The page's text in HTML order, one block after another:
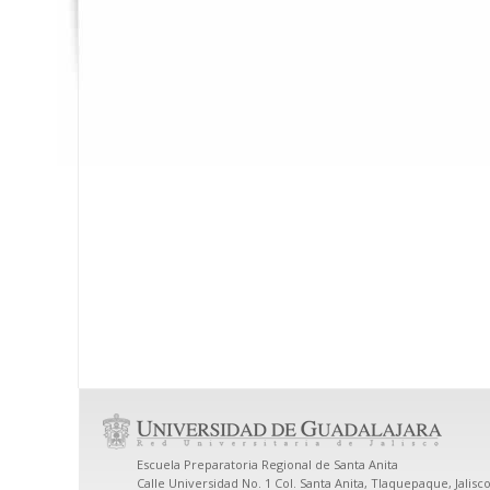
Escuela Preparatoria Regional de Santa Anita
Calle Universidad No. 1 Col. Santa Anita, Tlaquepaque,